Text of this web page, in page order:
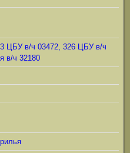
ЦБУ в/ч 03472, 326 ЦБУ в/ч
в/ч 32180